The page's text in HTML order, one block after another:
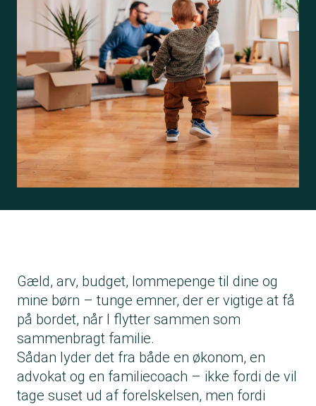
Gæld, arv, budget, lommepenge til dine og
mine børn – tunge emner, der er vigtige at få
på bordet, når I flytter sammen som
sammenbragt familie.
Sådan lyder det fra både en økonom, en
advokat og en familiecoach – ikke fordi de vil
tage suset ud af forelskelsen, men fordi